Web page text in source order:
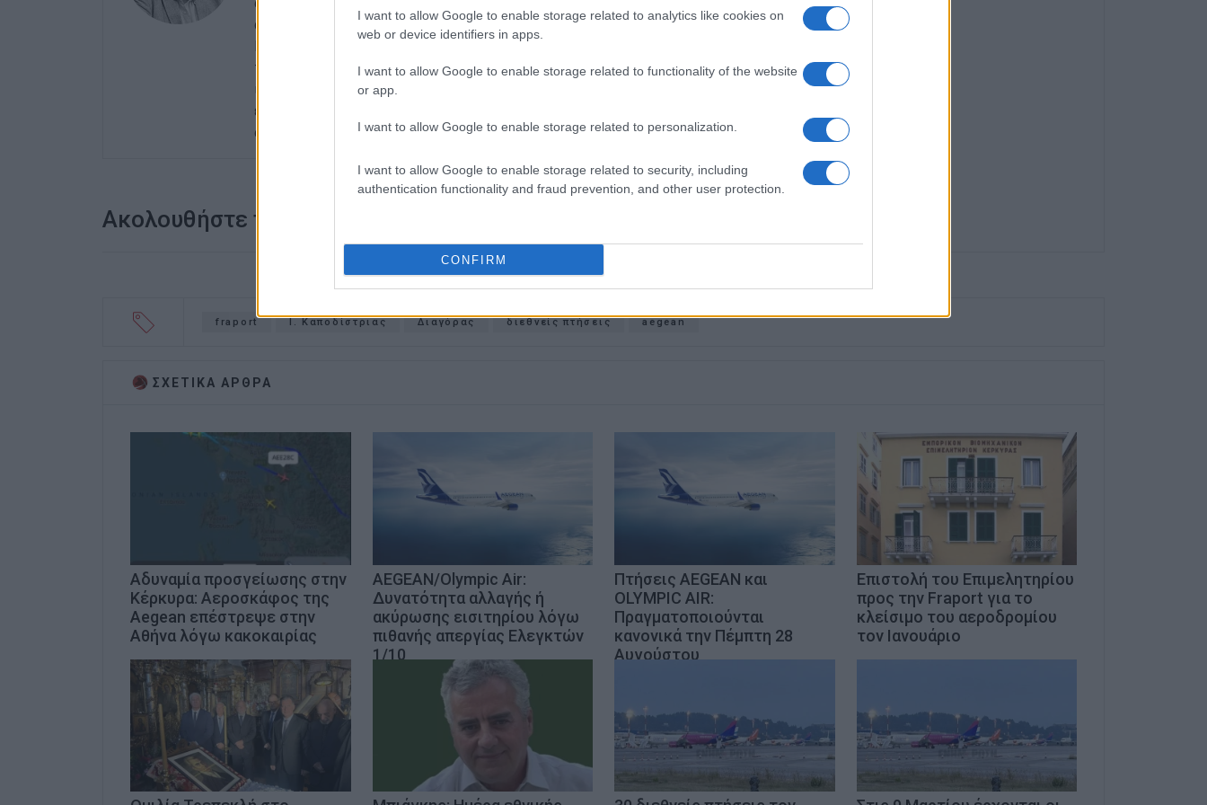
I want to allow Google to enable storage related to analytics like cookies on
web or device identifiers in apps.
I want to allow Google to enable storage related to functionality of the website
or app.
I want to allow Google to enable storage related to personalization.
I want to allow Google to enable storage related to security, including
authentication functionality and fraud prevention, and other user protection.
CONFIRM
αρχές της δεκαετίας του 1980. Έχει συνεργαστεί με σχεδόν όλες τις
αθηναϊκές εφημερίδες. Διετέλεσε πρόεδρος του Συνδέσμου Ημερησίων
Περιφερειακών Εφημερίδων, τον οποίον υπηρέτησε και από τη θέση
του γενικού γραμματέα στο δ.σ. επί οκτώ χρόνια. Πιστεύει πως η
ισχυρότερη ιδιότητα του δημοσιογράφου στην ενημέρωση είναι το
ενδιαφέρον του για τα κοινά και στην επικοινωνία η έντιμη και
ανιδιοτελής διαμεσολάβηση.
Ακολουθήστε το enimerosi στο
fraport Ι. Καποδίστριας Διαγόρας διεθνείς πτήσεις aegean
ΣΧΕΤΙΚA AΡΘΡΑ
Αδυναμία προσγείωσης στην
Κέρκυρα: Αεροσκάφος της
Aegean επέστρεψε στην
Αθήνα λόγω κακοκαιρίας
AEGEAN/Olympic Air:
Δυνατότητα αλλαγής ή
ακύρωσης εισιτηρίου λόγω
πιθανής απεργίας Ελεγκτών
1/10
Πτήσεις AEGEAN και
OLYMPIC AIR:
Πραγματοποιούνται
κανονικά την Πέμπτη 28
Αυγούστου
Επιστολή του Επιμελητηρίου
προς την Fraport για το
κλείσιμο του αεροδρομίου
τον Ιανουάριο